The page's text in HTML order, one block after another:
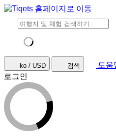
ko / USD 검색
도움
로그인